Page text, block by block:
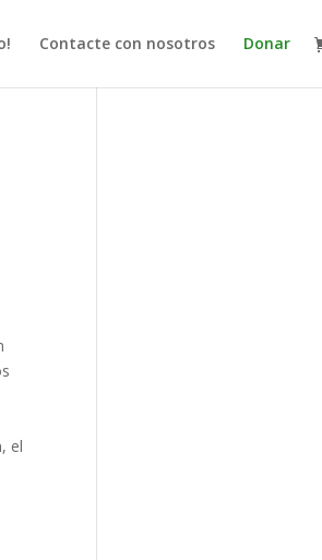
Contacte con nosotros Donar
el